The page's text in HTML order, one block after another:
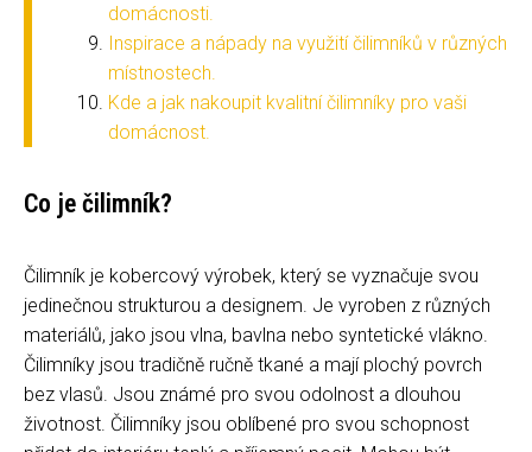
domácnosti.
Inspirace a nápady na využití čilimníků v různých
místnostech.
Kde a jak nakoupit kvalitní čilimníky pro vaši
domácnost.
Co je čilimník?
Čilimník je kobercový výrobek, který se vyznačuje svou
jedinečnou strukturou a designem. Je vyroben z různých
materiálů, jako jsou vlna, bavlna nebo syntetické vlákno.
Čilimníky jsou tradičně ručně tkané a mají plochý povrch
bez vlasů. Jsou známé pro svou odolnost a dlouhou
životnost. Čilimníky jsou oblíbené pro svou schopnost